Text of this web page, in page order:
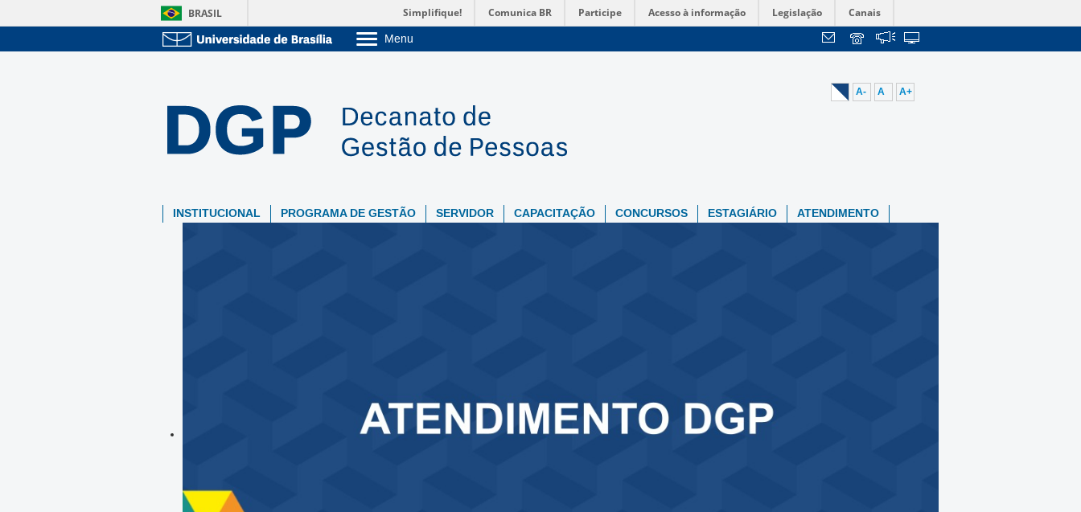
BRASIL Simplifique! Comunica BR Participe Acesso à informação Legislação Canais
Menu
Pós-Graduação
Administração
Servidor
A- A A+
INSTITUCIONAL PROGRAMA DE GESTÃO SERVIDOR CAPACITAÇÃO CONCURSOS ESTAGIÁRIO ATENDIMENTO